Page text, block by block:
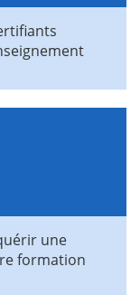
une
formation